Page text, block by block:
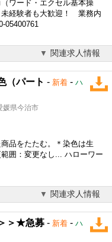
ワード・エクセル基本操
未経験者も大歓迎！ 業務内
05400761
関連求人情報
（パート - 新着 - ハ
媛県今治市
品をたたむ。＊染色は生
囲：変更なし... ハローワー
関連求人情報
＞★急募 - 新着 - ハ